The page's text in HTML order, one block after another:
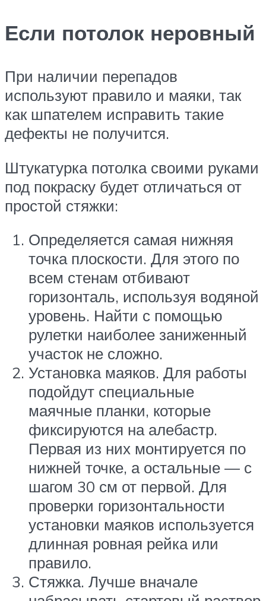
Если потолок неровный
При наличии перепадов
используют правило и маяки, так
как шпателем исправить такие
дефекты не получится.
Штукатурка потолка своими руками
под покраску будет отличаться от
простой стяжки:
Определяется самая нижняя
точка плоскости. Для этого по
всем стенам отбивают
горизонталь, используя водяной
уровень. Найти с помощью
рулетки наиболее заниженный
участок не сложно.
Установка маяков. Для работы
подойдут специальные
маячные планки, которые
фиксируются на алебастр.
Первая из них монтируется по
нижней точке, а остальные — с
шагом 30 см от первой. Для
проверки горизонтальности
установки маяков используется
длинная ровная рейка или
правило.
Стяжка. Лучше вначале